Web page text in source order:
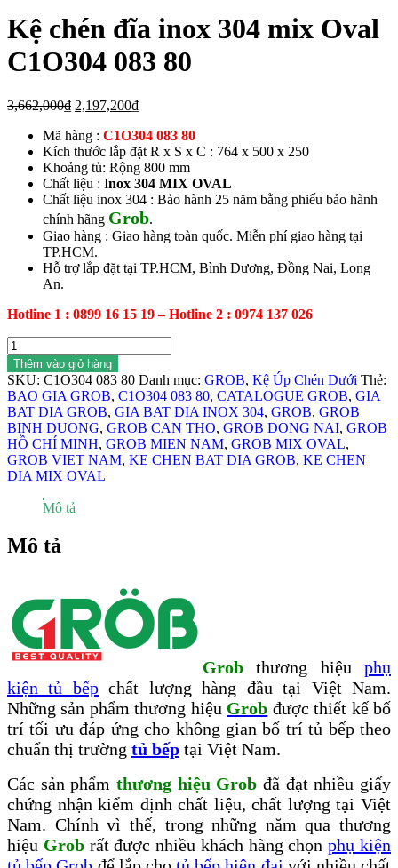
Kệ chén đĩa inox 304 mix Oval
C1O304 083 80
3,662,000₫ Giá
là:
3,662,000₫.
2,197,200₫Giá
tại
là:
2,197,200₫.
Mã hàng : C1O304 083 80
Kích thước lắp đặt R x S x C : 764 x 500 x 250
Khoảng tủ: Rộng 800 mm
Chất liệu : Inox 304 MIX OVAL
Chất liệu inox 304 : Bảo hành 25 năm bằng phiếu bảo hành
chính hãng Grob.
Giao hàng : Giao hàng toàn quốc. Miễn phí giao hàng tại
TP.HCM.
Hỗ trợ lắp đặt tại TP.HCM, Bình Dương, Đồng Nai, Long
An.
Hotline 1 : 0899 16 15 19 – Hotline 2 : 0974 137 026
Kệ
chén
đĩa
inox
304
mix
Oval
C1O304
083
80
Thêm vào giỏ hàng
SKU: C1O304 083 80 Danh mục: GROB, Kệ Úp Chén Dưới Thẻ:
BAO GIA GROB, C1O304 083 80, CATALOGUE GROB, GIA
BAT DIA GROB, GIA BAT DIA INOX 304, GROB, GROB
BINH DUONG, GROB CAN THO, GROB DONG NAI, GROB
HỒ CHÍ MINH, GROB MIEN NAM, GROB MIX OVAL,
GROB VIET NAM, KE CHEN BAT DIA GROB, KE CHEN
DIA MIX OVAL
Mô tả
Mô tả
Grob thương hiệu phụ
kiện tủ bếpchất lượng hàng đầu tại Việt Nam.
Những sản phẩm thương hiệu Grob được thiết kế bố
trí tối ưu đáp ứng cho không gian bố trí tủ bếp theo
chuẩn thị trường tủ bếp tại Việt Nam.
Các sản phẩm thương hiệu Grob đã đạt nhiều giấy
chứng nhận kiểm định chất liệu, chất lượng tại Việt
Nam. Chính vì thế, trong những năm qua thương
hiệu Grobrất được nhiều khách hàng chọnphụ kiện